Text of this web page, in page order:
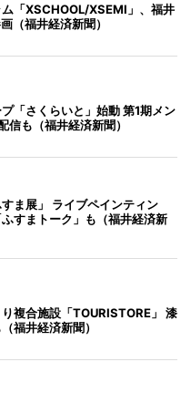
「XSCHOOL/XSEMI」、福井
（福井経済新聞）
「さくらいと」始動 第1期メン
信も（福井経済新聞）
ま展」 ライブペインティン
すまトーク」も（福井経済新
複合施設「TOURISTORE」 漆
福井経済新聞）